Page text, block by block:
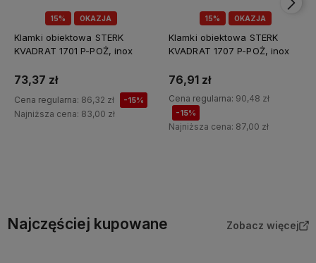
15% OKAZJA
Klamki obiektowa STERK
KVADRAT 1701 P-POŻ, inox
73,37 zł
Cena regularna: 86,32 zł -15%
Najniższa cena: 83,00 zł
15% OKAZJA
Klamki obiektowa STERK
KVADRAT 1707 P-POŻ, inox
76,91 zł
Cena regularna: 90,48 zł
-15%
Najniższa cena: 87,00 zł
Najczęściej kupowane Zobacz więcej